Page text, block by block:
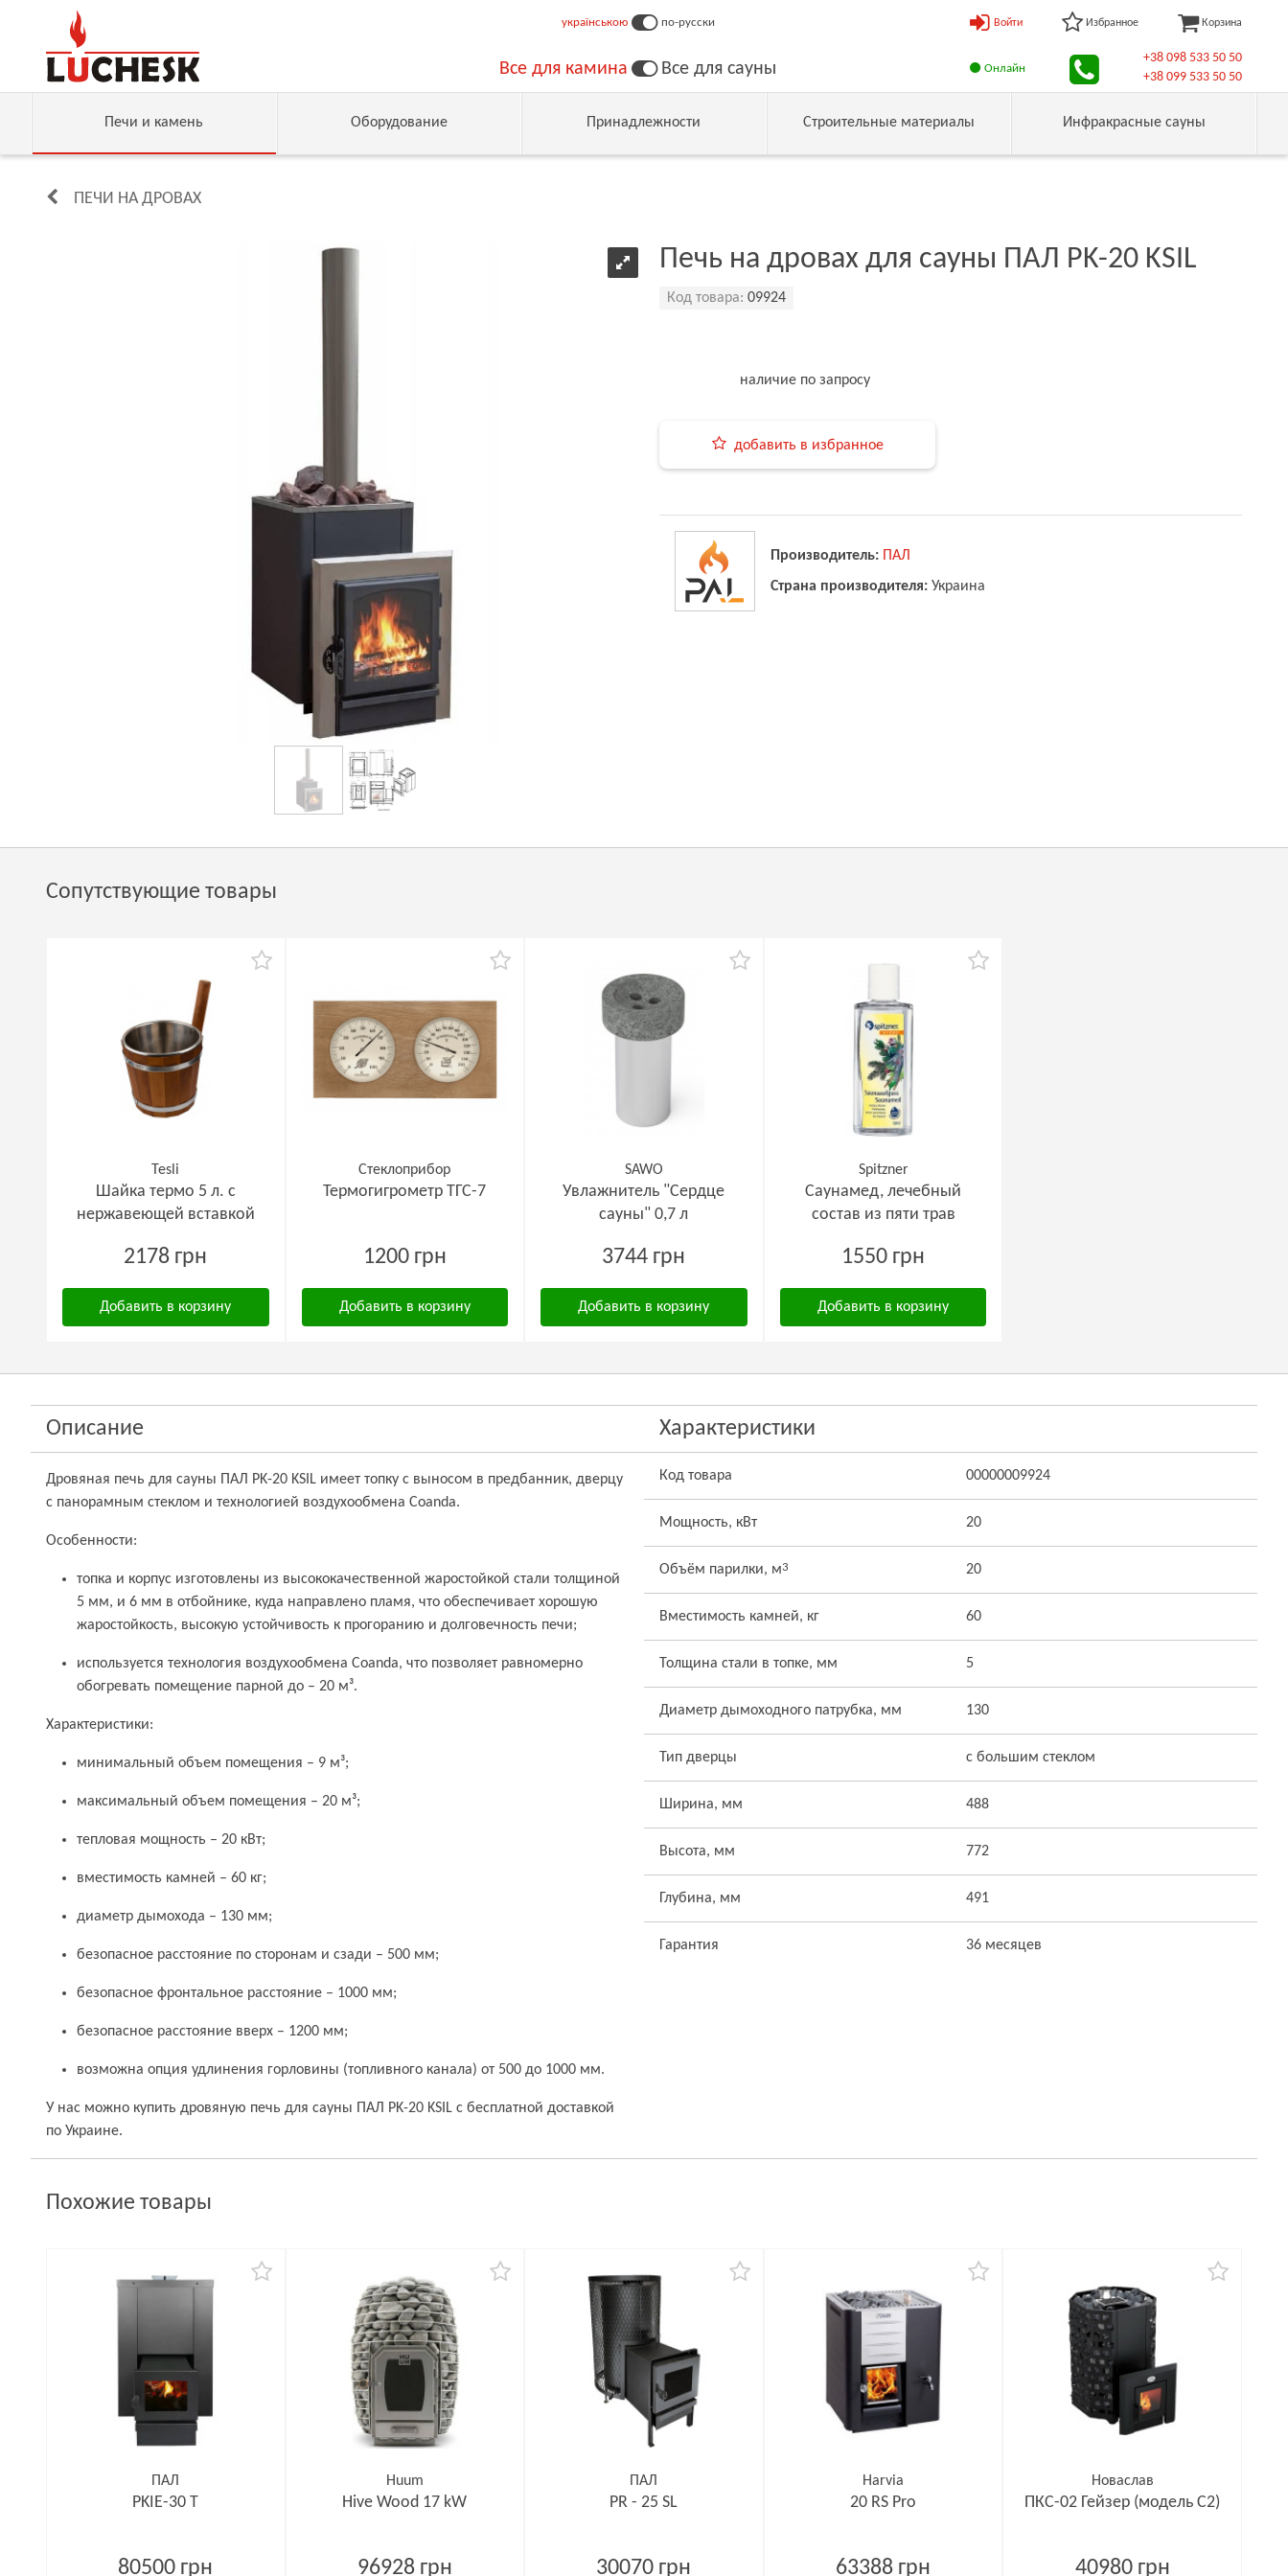
українською по-русски
Все для камина Все для сауны
Войти Избранное Корзина
Онлайн
+38 098 533 50 50
+38 099 533 50 50
Печи и камень Оборудование Принадлежности Строительные материалы Инфракрасные сауны
ПЕЧИ НА ДРОВАХ
Печь на дровах для сауны ПАЛ PK-20 KSIL
Код товара: 09924
наличие по запросу
добавить в избранное
Производитель: ПАЛ
Страна производителя: Украина
Сопутствующие товары
Tesli
Шайка термо 5 л. с
нержавеющей вставкой
2178 грн
Добавить в корзину
Стеклоприбор
Термогигрометр ТГС-7
1200 грн
Добавить в корзину
SAWO
Увлажнитель "Сердце
сауны" 0,7 л
3744 грн
Добавить в корзину
Spitzner
Саунамед, лечебный
состав из пяти трав
1550 грн
Добавить в корзину
Описание
Дровяная печь для сауны ПАЛ PK-20 KSIL имеет топку с выносом в предбанник, дверцу
с панорамным стеклом и технологией воздухообмена Coanda.
Особенности:
топка и корпус изготовлены из высококачественной жаростойкой стали толщиной
5 мм, и 6 мм в отбойнике, куда направлено пламя, что обеспечивает хорошую
жаростойкость, высокую устойчивость к прогоранию и долговечность печи;
используется технология воздухообмена Coanda, что позволяет равномерно
обогревать помещение парной до – 20 м³.
Характеристики:
минимальный объем помещения – 9 м³;
максимальный объем помещения – 20 м³;
тепловая мощность – 20 кВт;
вместимость камней – 60 кг;
диаметр дымохода – 130 мм;
безопасное расстояние по сторонам и сзади – 500 мм;
безопасное фронтальное расстояние – 1000 мм;
безопасное расстояние вверх – 1200 мм;
возможна опция удлинения горловины (топливного канала) от 500 до 1000 мм.
У нас можно купить дровяную печь для сауны ПАЛ PK-20 KSIL с бесплатной доставкой
по Украине.
Характеристики
Код товара 00000009924
Мощность, кВт 20
Объём парилки, м3 20
Вместимость камней, кг 60
Толщина стали в топке, мм 5
Диаметр дымоходного патрубка, мм 130
Тип дверцы с большим стеклом
Ширина, мм 488
Высота, мм 772
Глубина, мм 491
Гарантия 36 месяцев
Похожие товары
ПАЛ
PKIE-30 T
80500 грн
Huum
Hive Wood 17 kW
96928 грн
ПАЛ
PR - 25 SL
30070 грн
Harvia
20 RS Pro
63388 грн
Новаслав
ПКС-02 Гейзер (модель С2)
40980 грн